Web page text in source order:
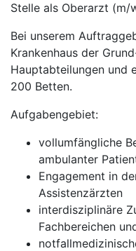
Stelle als Oberarzt (m/
Bei unserem
Krankenhaus der
Hauptabteilungen und
200 Betten.
Aufgabengebiet:
vollumfängliche
ambulanter
Engagement in
Assistenzärzten
interdisziplinäre
Fachbereichen